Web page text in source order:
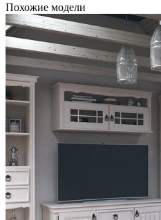
Похожие модели